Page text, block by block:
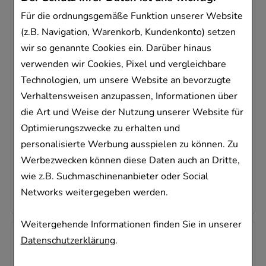
Für die ordnungsgemäße Funktion unserer Website
(z.B. Navigation, Warenkorb, Kundenkonto) setzen
wir so genannte Cookies ein. Darüber hinaus
verwenden wir Cookies, Pixel und vergleichbare
Technologien, um unsere Website an bevorzugte
Verhaltensweisen anzupassen, Informationen über
die Art und Weise der Nutzung unserer Website für
Optimierungszwecke zu erhalten und
personalisierte Werbung ausspielen zu können. Zu
Werbezwecken können diese Daten auch an Dritte,
wie z.B. Suchmaschinenanbieter oder Social
Networks weitergegeben werden.
Weitergehende Informationen finden Sie in unserer
Datenschutzerklärung.
NICORETTE Fruit & Mint Spray 1
mg/Sprühstoß
Kenvue Germany GmbH (OTC)
Spray
15293692
Dieses Produkt ist zur Zeit nicht verfügbar
64,60 €¹
AVP:69,98 €²
32,30 €pro 1 Stk
-7,5%